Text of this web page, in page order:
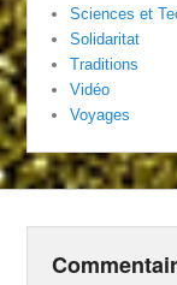
Sciences et
Solidaritat
Traditions
Vidéo
Voyages